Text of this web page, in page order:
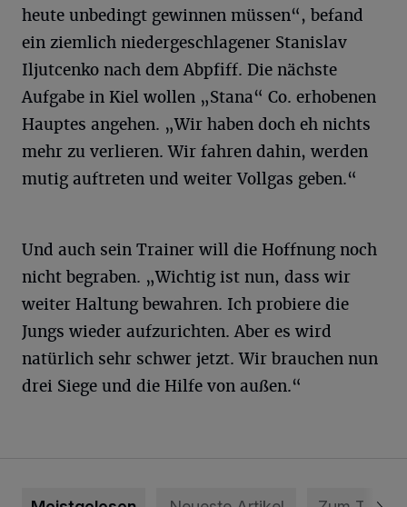
heute unbedingt gewinnen müssen“, befand
ein ziemlich niedergeschlagener Stanislav
Iljutcenko nach dem Abpfiff. Die nächste
Aufgabe in Kiel wollen „Stana“ Co. erhobenen
Hauptes angehen. „Wir haben doch eh nichts
mehr zu verlieren. Wir fahren dahin, werden
mutig auftreten und weiter Vollgas geben.“
Und auch sein Trainer will die Hoffnung noch
nicht begraben. „Wichtig ist nun, dass wir
weiter Haltung bewahren. Ich probiere die
Jungs wieder aufzurichten. Aber es wird
natürlich sehr schwer jetzt. Wir brauchen nun
drei Siege und die Hilfe von außen.“